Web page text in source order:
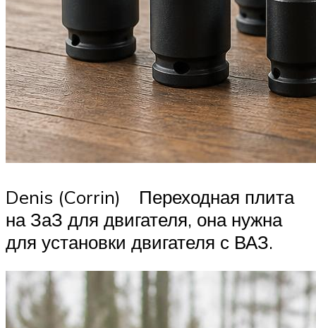
Denis (Corrin) Переходная плита
на ЗаЗ для двигателя, она нужна
для установки двигателя с ВАЗ.